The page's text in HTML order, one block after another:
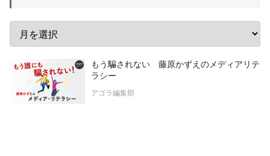
もう騙されない 藤原かずえのメディアリテ
ラシー
アゴラ編集部